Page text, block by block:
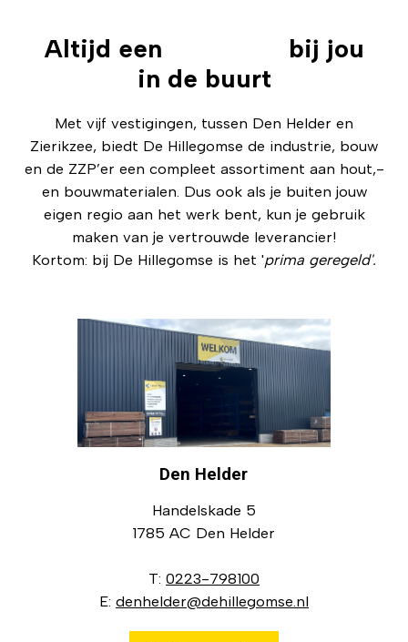
Altijd een
bij jou
in de buurt
Met vijf vestigingen, tussen Den Helder en
Zierikzee, biedt De Hillegomse de industrie, bouw
en de ZZP’er een compleet assortiment aan hout,-
en bouwmaterialen. Dus ook als je buiten jouw
eigen regio aan het werk bent, kun je gebruik
maken van je vertrouwde leverancier!
Kortom: bij De Hillegomse is het 'prima geregeld'.
Den Helder
Handelskade 5
1785 AC Den Helder
T: 0223-798100
E: denhelder@dehillegomse.nl